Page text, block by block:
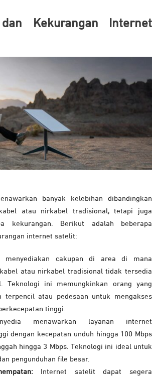
Kekurangan Internet
banyak kelebihan dibandingkan
atau nirkabel tradisional, tetapi juga
kekurangan. Berikut adalah beberapa
internet satelit:
menyediakan cakupan di area di mana
atau nirkabel tradisional tidak tersedia
Teknologi ini memungkinkan orang yang
terpencil atau pedesaan untuk mengakses
tinggi.
menawarkan layanan internet
dengan kecepatan unduh hingga 100 Mbps
hingga 3 Mbps. Teknologi ini ideal untuk
pengunduhan file besar.
Internet satelit dapat segera